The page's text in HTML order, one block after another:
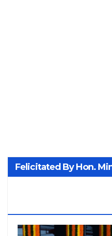
Felicitated By Hon.